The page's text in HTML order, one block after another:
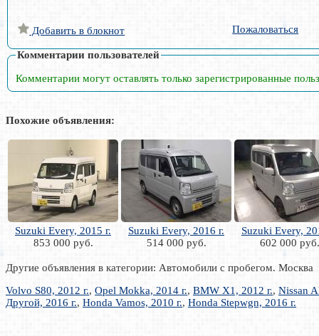
Добавить в блокнот Пожаловаться
Комментарии пользователей
Комментарии могут оставлять только зарегистрированные
Похожие объявления:
Suzuki Every, 2015 г.
853 000 руб.
Suzuki Every, 2016 г.
514 000 руб.
Suzuki Every,
602 000 руб.
Другие объявления в категории: Автомобили с пробегом. Москва
Volvo S80, 2012 г., Opel Mokka, 2014 г., BMW X1, 2012 г., Nissan
Другой, 2016 г., Honda Vamos, 2010 г., Honda Stepwgn, 2016 г.